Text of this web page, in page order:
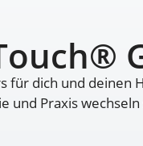
für dich und
und Praxis